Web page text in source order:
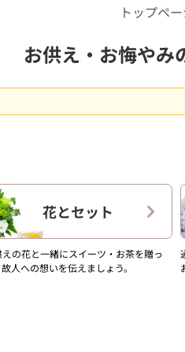
トップペ
お供え・お悔やみ
花とセット
の花と一緒にスイーツ・お茶を贈っ
人への想いを伝えましょう。